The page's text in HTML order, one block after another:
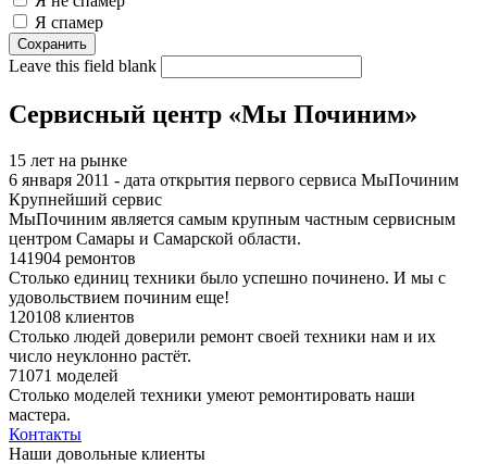
Я спамер
Leave this field blank
Сервисный центр «Мы Починим»
15 лет на рынке
6 января 2011 - дата открытия первого сервиса МыПочиним
Крупнейший сервис
МыПочиним является самым крупным частным сервисным
центром Самары и Самарской области.
141904 ремонтов
Столько единиц техники было успешно починено. И мы с
удовольствием починим еще!
120108 клиентов
Столько людей доверили ремонт своей техники нам и их
число неуклонно растёт.
71071 моделей
Столько моделей техники умеют ремонтировать наши
мастера.
Контакты
Наши довольные клиенты